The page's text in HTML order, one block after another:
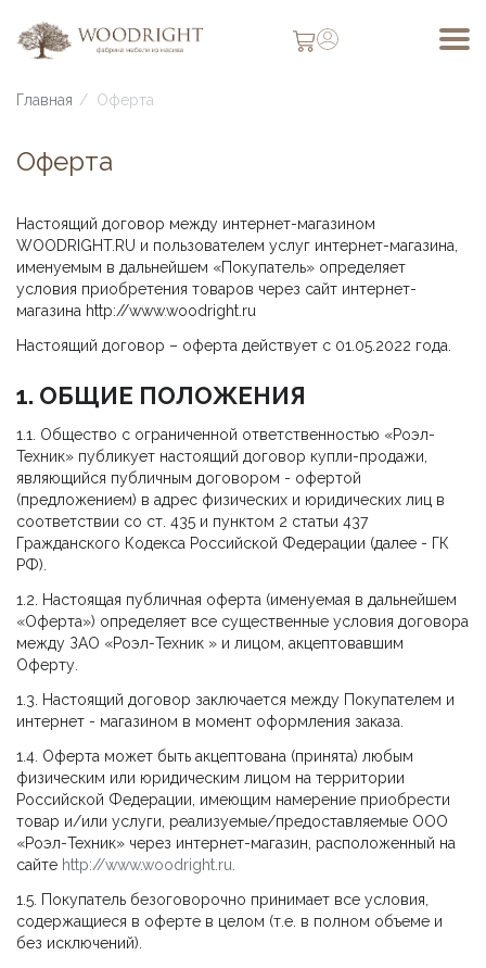
Главная / Оферта
Оферта
Настоящий договор между интернет-магазином
WOODRIGHT.RU и пользователем услуг интернет-магазина,
именуемым в дальнейшем «Покупатель» определяет
условия приобретения товаров через сайт интернет-
магазина http://www.woodright.ru
Настоящий договор – оферта действует с 01.05.2022 года.
1. ОБЩИЕ ПОЛОЖЕНИЯ
1.1. Общество с ограниченной ответственностью «Роэл-
Техник» публикует настоящий договор купли-продажи,
являющийся публичным договором - офертой
(предложением) в адрес физических и юридических лиц в
соответствии со ст. 435 и пунктом 2 статьи 437
Гражданского Кодекса Российской Федерации (далее - ГК
РФ).
1.2. Настоящая публичная оферта (именуемая в дальнейшем
«Оферта») определяет все существенные условия договора
между ЗАО «Роэл-Техник » и лицом, акцептовавшим
Оферту.
1.3. Настоящий договор заключается между Покупателем и
интернет - магазином в момент оформления заказа.
1.4. Оферта может быть акцептована (принята) любым
физическим или юридическим лицом на территории
Российской Федерации, имеющим намерение приобрести
товар и/или услуги, реализуемые/предоставляемые ООО
«Роэл-Техник» через интернет-магазин, расположенный на
сайте http://www.woodright.ru
1.5. Покупатель безоговорочно принимает все условия,
содержащиеся в оферте в целом (т.е. в полном объеме и
без исключений).